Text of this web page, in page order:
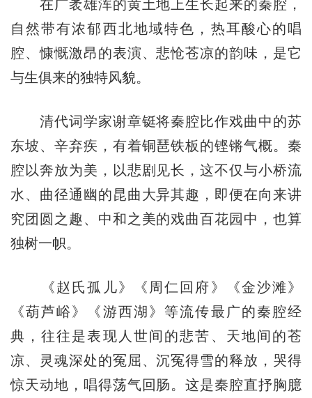
在广袤雄浑的黄土地上生长起来的秦腔，
自然带有浓郁西北地域特色，热耳酸心的唱
腔、慷慨激昂的表演、悲怆苍凉的韵味，是它
与生俱来的独特风貌。
清代词学家谢章铤将秦腔比作戏曲中的苏
东坡、辛弃疾，有着铜琶铁板的铿锵气概。秦
腔以奔放为美，以悲剧见长，这不仅与小桥流
水、曲径通幽的昆曲大异其趣，即便在向来讲
究团圆之趣、中和之美的戏曲百花园中，也算
独树一帜。
《赵氏孤儿》《周仁回府》《金沙滩》
《葫芦峪》《游西湖》等流传最广的秦腔经
典，往往是表现人世间的悲苦、天地间的苍
凉、灵魂深处的冤屈、沉冤得雪的释放，哭得
惊天动地，唱得荡气回肠。这是秦腔直抒胸臆